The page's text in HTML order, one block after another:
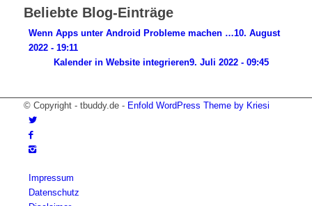
Beliebte Blog-Einträge
Wenn Apps unter Android Probleme machen …10. August
2022 - 19:11
Kalender in Website integrieren9. Juli 2022 - 09:45
© Copyright - tbuddy.de - Enfold WordPress Theme by Kriesi
Impressum
Datenschutz